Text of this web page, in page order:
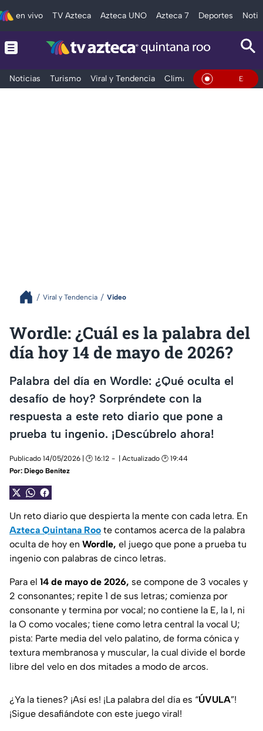
en vivo TV Azteca Azteca UNO Azteca 7 Deportes
Noticias Turismo Viral y Tendencia Clima Tráfico En Vivo
Viral y Tendencia Video
Wordle: ¿Cuál es la palabra del
día hoy 14 de mayo de 2026?
Palabra del día en Wordle: ¿Qué oculta el
desafío de hoy? Sorpréndete con la
respuesta a este reto diario que pone a
prueba tu ingenio. ¡Descúbrelo ahora!
Publicado 14/05/2026 | 🕑 16:12
| Actualizado 🕑 19:44
Por: Diego Benítez
Un reto diario que despierta la mente con cada letra. En
Azteca Quintana Roo te contamos acerca de la palabra
oculta de hoy en Wordle, el juego que pone a prueba tu
ingenio con palabras de cinco letras.
Para el 14 de mayo de 2026, se compone de 3 vocales y
2 consonantes; repite 1 de sus letras; comienza por
consonante y termina por vocal; no contiene la E, la I, ni
la O como vocales; tiene como letra central la vocal U;
pista: Parte media del velo palatino, de forma cónica y
textura membranosa y muscular, la cual divide el borde
libre del velo en dos mitades a modo de arcos.
¿Ya la tienes? ¡Así es! ¡La palabra del día es “ÚVULA”!
¡Sigue desafiándote con este juego viral!